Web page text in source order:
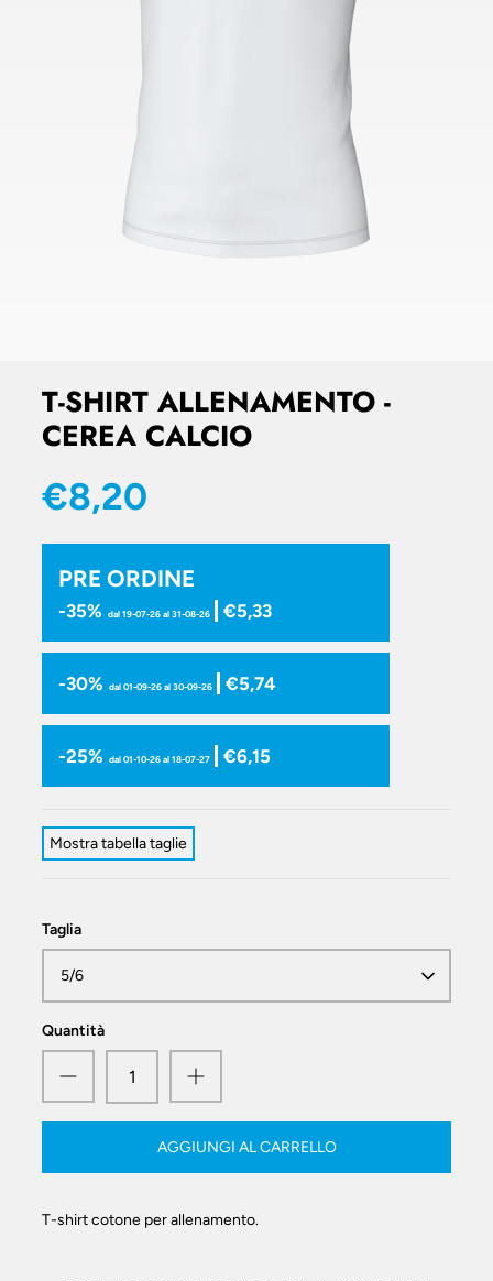
T-SHIRT ALLENAMENTO -
CEREA CALCIO
€8,20
PRE ORDINE
-35% dal 19-07-26 al 31-08-26 €5,33
-30% dal 01-09-26 al 30-09-26 €5,74
-25% dal 01-10-26 al 18-07-27 €6,15
Mostra tabella taglie
Taglia
5/6
Quantità
AGGIUNGI AL CARRELLO
T-shirt cotone per allenamento.